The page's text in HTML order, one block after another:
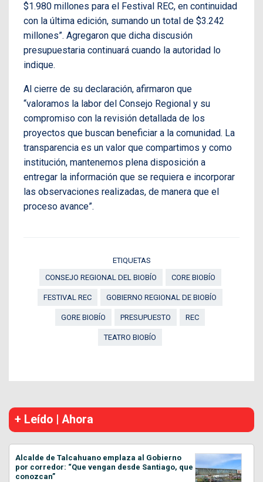
$1.980 millones para el Festival REC, en continuidad
con la última edición, sumando un total de $3.242
millones”. Agregaron que dicha discusión
presupuestaria continuará cuando la autoridad lo
indique.
Al cierre de su declaración, afirmaron que
“valoramos la labor del Consejo Regional y su
compromiso con la revisión detallada de los
proyectos que buscan beneficiar a la comunidad. La
transparencia es un valor que compartimos y como
institución, mantenemos plena disposición a
entregar la información que se requiera e incorporar
las observaciones realizadas, de manera que el
proceso avance”.
ETIQUETAS
CONSEJO REGIONAL DEL BIOBÍO
CORE BIOBÍO
FESTIVAL REC GOBIERNO REGIONAL DE BIOBÍO
GORE BIOBÍO PRESUPUESTO REC
TEATRO BIOBÍO
+ Leído | Ahora
Alcalde de Talcahuano emplaza al Gobierno
por corredor: “Que vengan desde Santiago, que
conozcan”